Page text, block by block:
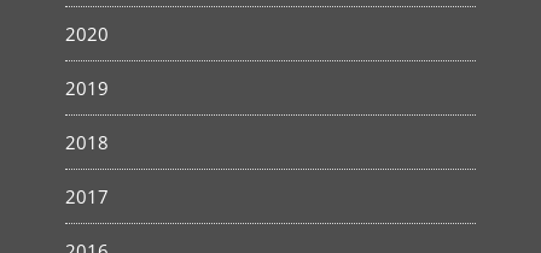
2020
2019
2018
2017